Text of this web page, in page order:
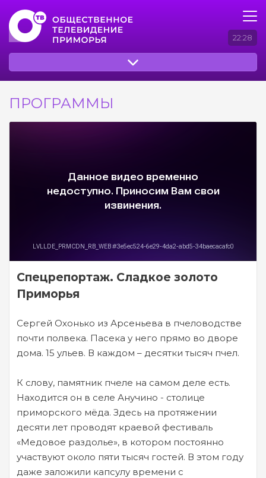
22:28
ПРОГРАММЫ
Спецрепортаж. Сладкое золото
Приморья
Сергей Охонько из Арсеньева в пчеловодстве
почти полвека. Пасека у него прямо во дворе
дома. 15 ульев. В каждом – десятки тысяч пчел.
К слову, памятник пчеле на самом деле есть.
Находится он в селе Анучино - столице
приморского мёда. Здесь на протяжении
десяти лет проводят краевой фестиваль
«Медовое раздолье», в котором постоянно
участвуют около пяти тысяч гостей. В этом году
даже заложили капсулу времени с